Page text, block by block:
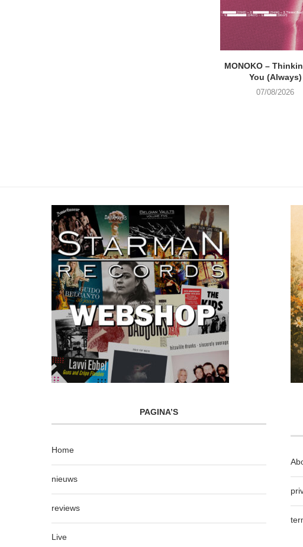
MONOKO –
You (Always)
07/08/2026
PAGINA’S
Home
nieuws
reviews
Live